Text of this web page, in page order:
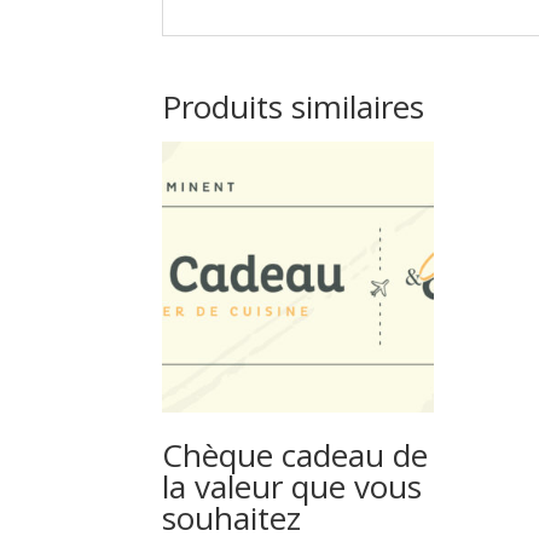
Produits similaires
Chèque cadeau de
la valeur que vous
souhaitez